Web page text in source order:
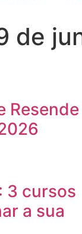
de
Resende
3 cursos
a sua